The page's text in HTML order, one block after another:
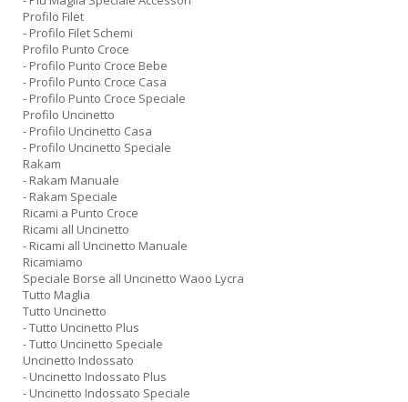
Profilo Filet
- Profilo Filet Schemi
Profilo Punto Croce
- Profilo Punto Croce Bebe
- Profilo Punto Croce Casa
- Profilo Punto Croce Speciale
Profilo Uncinetto
- Profilo Uncinetto Casa
- Profilo Uncinetto Speciale
Rakam
- Rakam Manuale
- Rakam Speciale
Ricami a Punto Croce
Ricami all Uncinetto
- Ricami all Uncinetto Manuale
Ricamiamo
Speciale Borse all Uncinetto Waoo Lycra
Tutto Maglia
Tutto Uncinetto
- Tutto Uncinetto Plus
- Tutto Uncinetto Speciale
Uncinetto Indossato
- Uncinetto Indossato Plus
- Uncinetto Indossato Speciale